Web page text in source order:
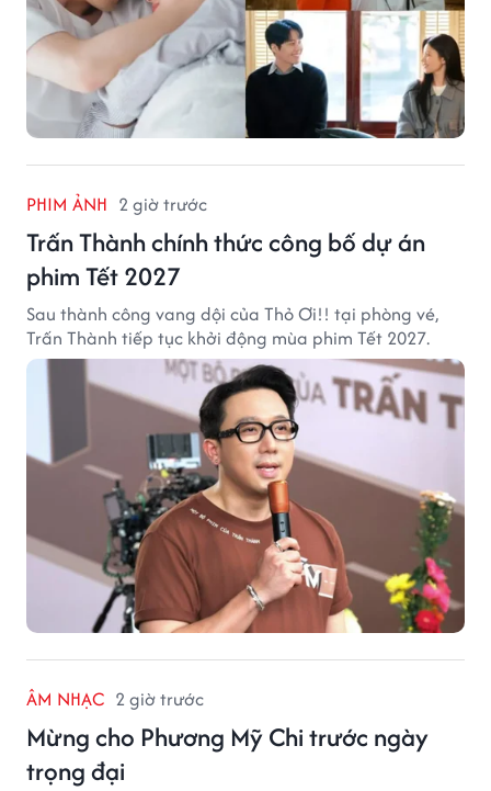
PHIM ẢNH 2 giờ trước
Trấn Thành chính thức công bố dự án
phim Tết 2027
Sau thành công vang dội của Thỏ Ơi!! tại phòng vé,
Trấn Thành tiếp tục khởi động mùa phim Tết 2027.
ÂM NHẠC 2 giờ trước
Mừng cho Phương Mỹ Chi trước ngày
trọng đại